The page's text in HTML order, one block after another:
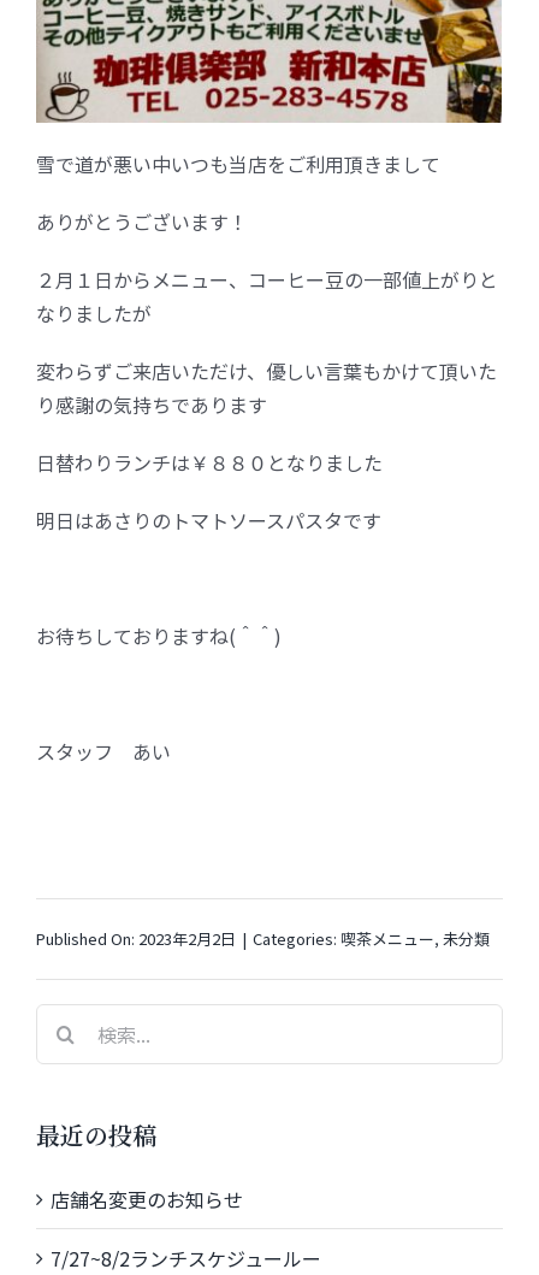
雪で道が悪い中いつも当店をご利用頂きまして
ありがとうございます！
２月１日からメニュー、コーヒー豆の一部値上がりと
なりましたが
変わらずご来店いただけ、優しい言葉もかけて頂いた
り感謝の気持ちであります
日替わりランチは￥８８０となりました
明日はあさりのトマトソースパスタです
お待ちしておりますね(＾＾)
スタッフ あい
Published On: 2023年2月2日 | Categories: 喫茶メニュー, 未分類
索
最近の投稿
店舗名変更のお知らせ
7/27~8/2ランチスケジュールー